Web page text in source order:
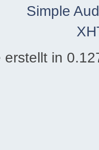
Simple
erstellt in